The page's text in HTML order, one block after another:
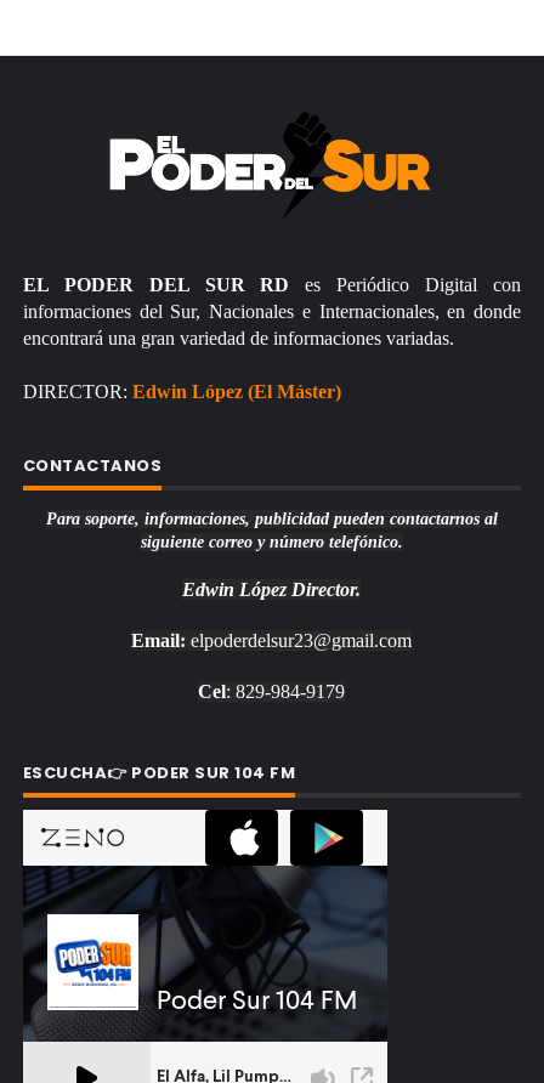
EL PODER DEL SUR RD es Periódico Digital con
informaciones del Sur, Nacionales e Internacionales, en donde
encontrará una gran variedad de informaciones variadas.
DIRECTOR: Edwin López (El Máster)
CONTACTANOS
Para soporte, informaciones, publicidad pueden contactarnos al
siguiente correo y número telefónico.
Edwin López Director.
Email: elpoderdelsur23@gmail.com
Cel: 829-984-9179
ESCUCHA👉 PODER SUR 104 FM